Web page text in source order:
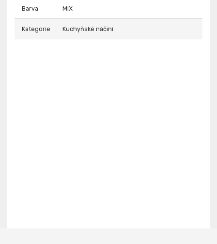
Barva MIX
Kategorie Kuchyňské náčiní